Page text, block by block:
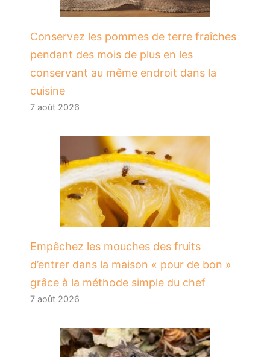
Conservez les pommes de terre fraîches
pendant des mois de plus en les
conservant au même endroit dans la
cuisine
7 août 2026
​Empêchez les mouches des fruits
d’entrer dans la maison « pour de bon »
grâce à la méthode simple du chef
7 août 2026